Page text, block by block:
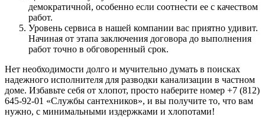
демократичной, особенно если соотнести ее с качеством
работ.
Уровень сервиса в нашей компании вас приятно удивит.
Начиная от этапа заключения договора до выполнения
работ точно в обговоренный срок.
Нет необходимости долго и мучительно думать в поисках
надежного исполнителя для разводки канализации в частном
доме. Избавьте себя от хлопот, просто наберите номер +7 (812)
645-92-01 «Службы сантехников», и вы получите то, что вам
нужно, с минимальными издержками и хлопотами!